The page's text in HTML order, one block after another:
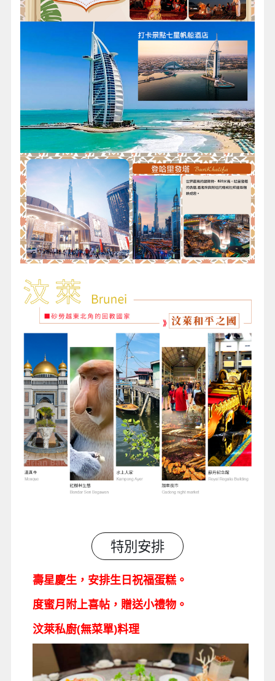
特別安排
壽星慶生，安排生日祝福蛋糕。
度蜜月附上喜帖，贈送小禮物。
汶萊私廚(無菜單)料理